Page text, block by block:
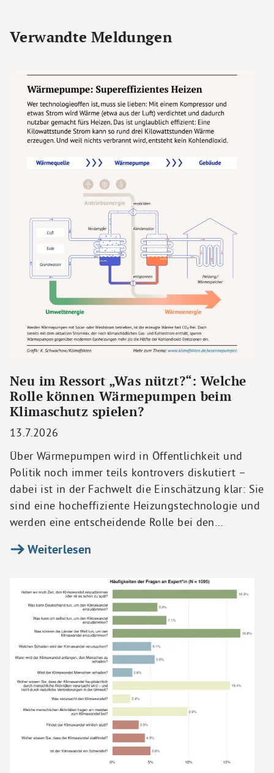
Verwandte Meldungen
Neu im Ressort „Was nützt?“: Welche
Rolle können Wärmepumpen beim
Klimaschutz spielen?
13.7.2026
Über Wärmepumpen wird in Öffentlichkeit und
Politik noch immer teils kontrovers diskutiert –
dabei ist in der Fachwelt die Einschätzung klar: Sie
sind eine hocheffiziente Heizungstechnologie und
werden eine entscheidende Rolle bei den…
Weiterlesen